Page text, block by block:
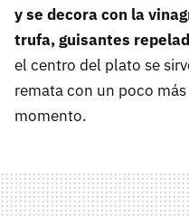
y se decora con la
trufa, guisantes
el centro del plato se
remata con un poco
momento.